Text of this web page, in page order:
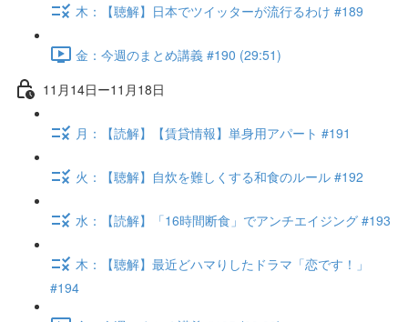
木：【聴解】日本でツイッターが流行るわけ #189
金：今週のまとめ講義 #190 (29:51)
11月14日ー11月18日
月：【読解】【賃貸情報】単身用アパート #191
火：【聴解】自炊を難しくする和食のルール #192
水：【読解】「16時間断食」でアンチエイジング #193
木：【聴解】最近どハマりしたドラマ「恋です！」
#194